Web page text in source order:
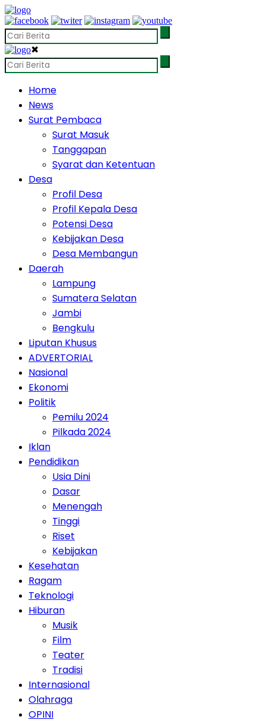
✖
Home
News
Surat Pembaca
Surat Masuk
Tanggapan
Syarat dan Ketentuan
Desa
Profil Desa
Profil Kepala Desa
Potensi Desa
Kebijakan Desa
Desa Membangun
Daerah
Lampung
Sumatera Selatan
Jambi
Bengkulu
Liputan Khusus
ADVERTORIAL
Nasional
Ekonomi
Politik
Pemilu 2024
Pilkada 2024
Iklan
Pendidikan
Usia Dini
Dasar
Menengah
Tinggi
Riset
Kebijakan
Kesehatan
Ragam
Teknologi
Hiburan
Musik
Film
Teater
Tradisi
Internasional
Olahraga
OPINI